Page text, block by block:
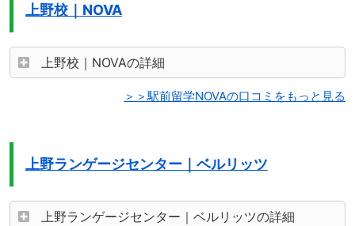
上野校｜NOVA
上野校｜NOVAの詳細
＞＞駅前留学NOVAの口コミをもっと見る
上野ランゲージセンター｜ベルリッツ
上野ランゲージセンター｜ベルリッツの詳細